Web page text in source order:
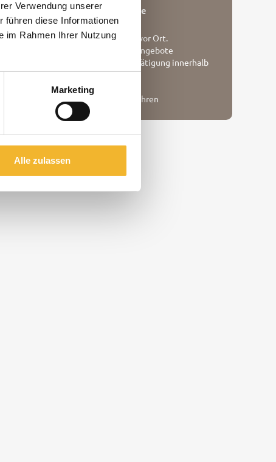
Verwendung unserer
führen diese Informationen
im Rahmen Ihrer Nutzung
Marketing
Alle zulassen
Unsere Buchungsvorteile
Persönliche Betreuung vor Ort.
Bestpreisgarantie und Angebote
Sofortige Buchungsbestätigung innerhalb
von 24H
Persönlicher Service
Keine Kreditkartengebühren